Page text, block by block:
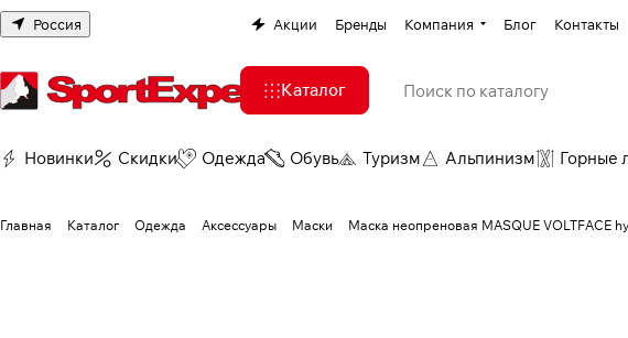
Россия Акции Бренды Компания Блог Контакты
Каталог
Новинки Скидки Одежда Обувь Туризм Альпинизм Горные
Главная Каталог Одежда Аксессуары Маски Маска неопреновая MASQUE VOLTFACE